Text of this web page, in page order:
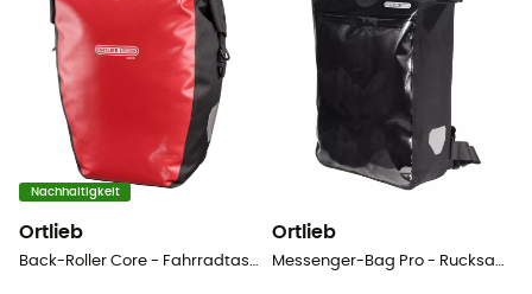
Nachhaltigkeit
Ortlieb
Back-Roller Core - Fahrradtaschen
Ortlieb
Messenger-Bag Pro - Rucksack für Kurierfahrer